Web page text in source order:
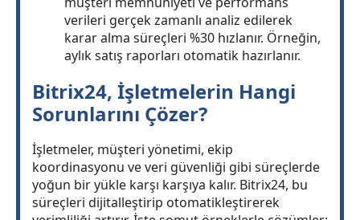
verileri gerçek zamanlı analiz edilerek
karar alma süreçleri %30 hızlanır. Örneğin,
aylık satış raporları otomatik hazırlanır.
Bitrix24, İşletmelerin Hangi
Sorunlarını Çözer?
İşletmeler, müşteri yönetimi, ekip
koordinasyonu ve veri güvenliği gibi süreçlerde
yoğun bir yükle karşı karşıya kalır. Bitrix24, bu
süreçleri dijitalleştirip otomatikleştirerek